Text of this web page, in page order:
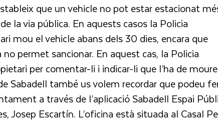
que un vehicle no pot estar estacionat
la via pública. En aquests casos la Policia
mou el vehicle abans dels 30 dies, encara que
permet sancionar. En aquest cas, la Policia
per comentar-li i indicar-li que l’ha de
Sabadell també us volem recordar que podeu
a través de l’aplicació Sabadell Espai
Josep Escartín. L’oficina està situada al Casal